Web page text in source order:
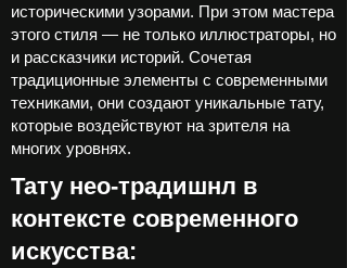
историческими узорами. При этом мастера
этого стиля — не только иллюстраторы, но
и рассказчики историй. Сочетая
традиционные элементы с современными
техниками, они создают уникальные тату,
которые воздействуют на зрителя на
многих уровнях.
Тату нео-традишнл в
контексте современного
искусства: